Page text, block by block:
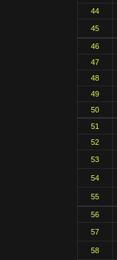
44
45
46
47
48
49
50
51
52
53
54
55
56
57
58